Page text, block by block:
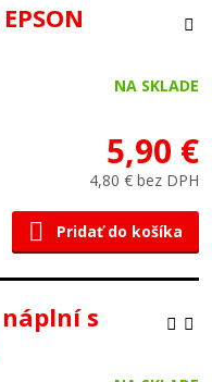
NA SKLADE
5,90 €
4,80 € bez DPH
Pridať do košíka
s